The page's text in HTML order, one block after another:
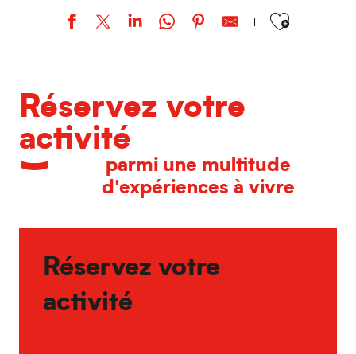
Ajouter aux
LAST COBBLE
La Torrefactory
Sélectour - Génération Voyages
Centre Commercial Lillenium
Etika Spirulina
L'Usine de Roubaix
Réservez votre
activité
parmi une multitude
d'expériences à vivre
Réservez votre
activité